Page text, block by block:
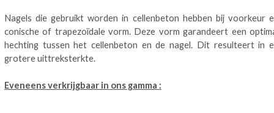
Nagels die gebruikt worden in cellenbeton hebben bij voorkeur
conische of trapezoïdale vorm. Deze vorm garandeert een
hechting tussen het cellenbeton en de nagel. Dit resulteert in
grotere uittreksterkte.
Eveneens verkrijgbaar in ons gamma :